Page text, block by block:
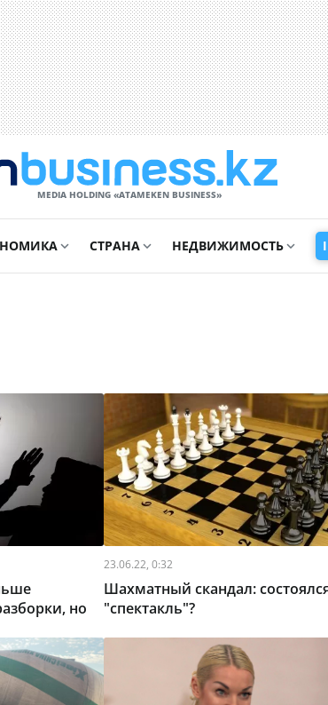
MEDIA HOLDING «ATAMEKЕN BUSINESS»
СТРАНА НЕДВИЖИМОСТЬ
но
23.06.22, 0:32
Шахматный скандал:
"спектакль"?